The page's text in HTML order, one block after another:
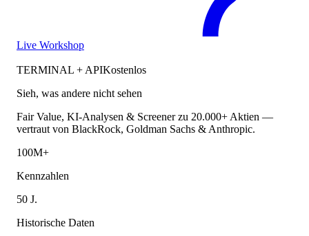
Live Workshop
TERMINAL + APIKostenlos
Sieh, was andere nicht sehen
Fair Value, KI-Analysen & Screener zu 20.000+ Aktien —
vertraut von BlackRock, Goldman Sachs & Anthropic.
100M+
Kennzahlen
50 J.
Historische Daten